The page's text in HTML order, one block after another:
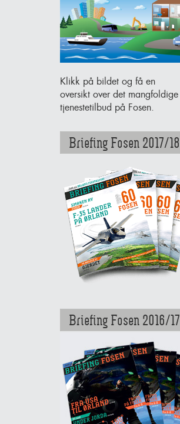
Klikk på bildet og få en
oversikt over det mangfoldige
tjenestetilbud på Fosen.
Briefing Fosen 2017/18
Briefing Fosen 2016/17